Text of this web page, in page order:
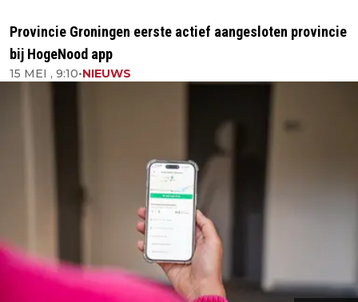
Provincie Groningen eerste actief aangesloten provincie
bij HogeNood app
15 MEI , 9:10•NIEUWS